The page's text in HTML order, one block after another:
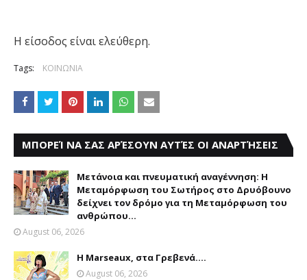
Η είσοδος είναι ελεύθερη.
Tags: ΚΟΙΝΩΝΙΑ
ΜΠΟΡΕΊ ΝΑ ΣΑΣ ΑΡΈΣΟΥΝ ΑΥΤΈΣ ΟΙ ΑΝΑΡΤΉΣΕΙΣ
Μετάνοια και πνευματική αναγέννηση: Η
Μεταμόρφωση του Σωτήρος στο Δρυόβουνο
δείχνει τον δρόμο για τη Μεταμόρφωση του
ανθρώπου...
August 06, 2026
Η Marseaux, στα Γρεβενά….
August 06, 2026